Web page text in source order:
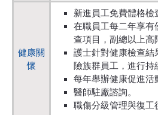
健康關
懷
新進員工免費體格檢
在職員工每二年享有
查項目，副總以上高
護士針對健康檢查結
險族群員工，進行持
每年舉辦健康促進活
醫師駐廠諮詢。
職傷分級管理與復工